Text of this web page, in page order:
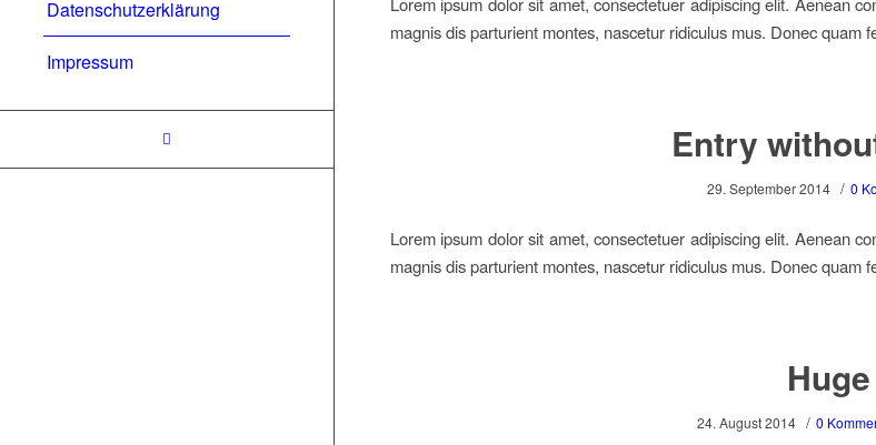
Datenschutzerklärung
Impressum
magnis dis parturient montes, nascetur ridiculus mus. Donec quam
Entry
29. September 2014 / 0
Lorem ipsum dolor sit amet, consectetuer adipiscing elit. Aenean
magnis dis parturient montes, nascetur ridiculus mus. Donec quam
24. August 2014 / 0